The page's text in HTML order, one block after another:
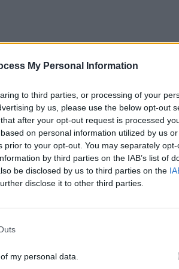
My Personal Information
to third parties, or processing of your
by us, please use the below opt-out
after your opt-out request is processed
on personal information utilized by us
prior to your opt-out. You may separately
by third parties on the IAB’s list of
be disclosed by us to third parties on the
disclose it to other third parties.
my personal data.
Υπουργού Μεταφορών
μεγάλη χαρά. Συγκεκριμένα,
και επιλεγμένες γραμμές
όλη τη διάρκεια του 24ώρου,
της πόλης που επιθυμούν να
σύμβουλος του ΟΑΣΘ
το δρομολόγιο ΚΤΕΛ -
οι γραμμές του ΟΑΣΘ: